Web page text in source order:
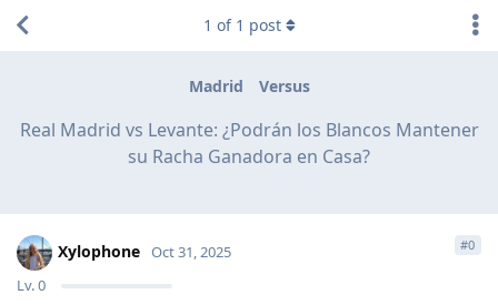
Madrid Versus
Real Madrid vs Levante: ¿Podrán los Blancos Mantener
su Racha Ganadora en Casa?
1 of 1 post
Xylophone
Lv.0
Oct 31, 2025 #0